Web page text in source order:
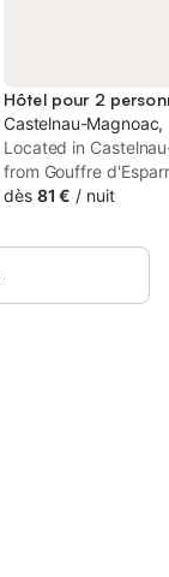
Hôtel pour 2
Castelnau-
Located in
from Gouffre
Hôtelière du
private parking and
dès 81 € / nuit